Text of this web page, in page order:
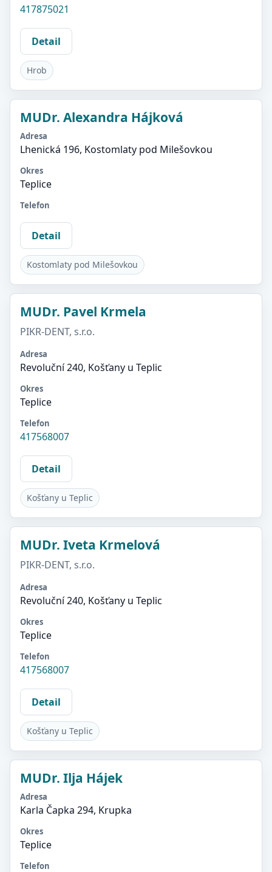
417875021
Detail
Hrob
MUDr. Alexandra Hájková
Adresa
Lhenická 196, Kostomlaty pod Milešovkou
Okres
Teplice
Telefon
Detail
Kostomlaty pod Milešovkou
MUDr. Pavel Krmela
PIKR-DENT, s.r.o.
Adresa
Revoluční 240, Košťany u Teplic
Okres
Teplice
Telefon
417568007
Detail
Košťany u Teplic
MUDr. Iveta Krmelová
PIKR-DENT, s.r.o.
Adresa
Revoluční 240, Košťany u Teplic
Okres
Teplice
Telefon
417568007
Detail
Košťany u Teplic
MUDr. Ilja Hájek
Adresa
Karla Čapka 294, Krupka
Okres
Teplice
Telefon